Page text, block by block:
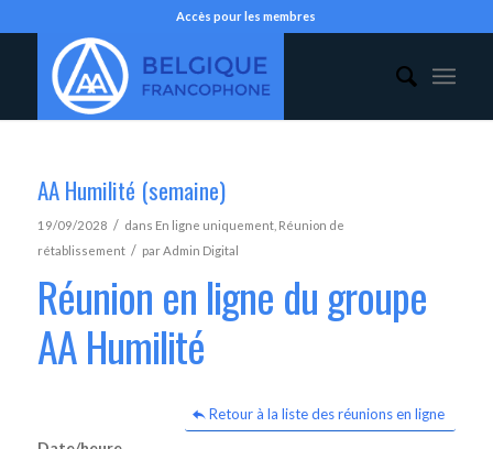
Accès pour les membres
AA Humilité (semaine)
19/09/2028 / dans En ligne uniquement, Réunion de
rétablissement / parAdmin Digital
Réunion en ligne du groupe
AA Humilité
Retour à la liste des réunions en ligne